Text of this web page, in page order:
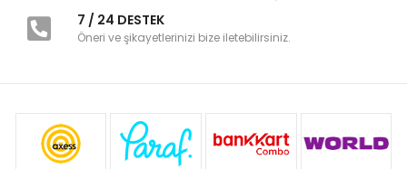
7 / 24 DESTEK
Öneri ve şikayetlerinizi bize iletebilirsiniz.